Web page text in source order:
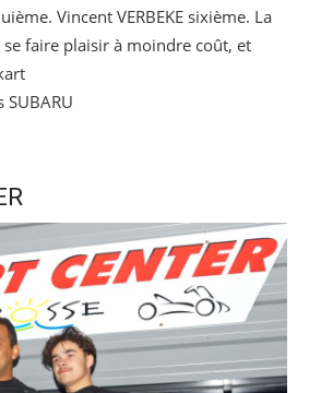
Vincent VERBEKE sixième. La
faire plaisir à moindre coût, et